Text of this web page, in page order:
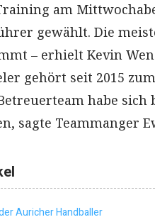
am
gewählt. Die
– erhielt Kevin
gehört seit 2015
habe
sagte Teammanger
Auricher Handballer